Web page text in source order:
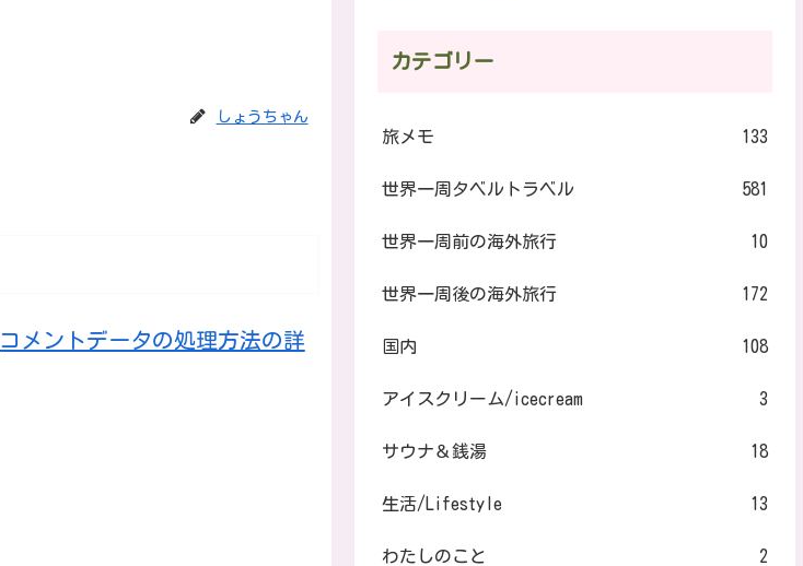
しょうちゃん
コメントデータの処理方法の詳
カテゴリー
旅メモ 133
世界一周タベルトラベル 581
世界一周前の海外旅行 10
世界一周後の海外旅行 172
国内 108
アイスクリーム/icecream 3
サウナ＆銭湯 18
生活/Lifestyle 13
わたしのこと 2